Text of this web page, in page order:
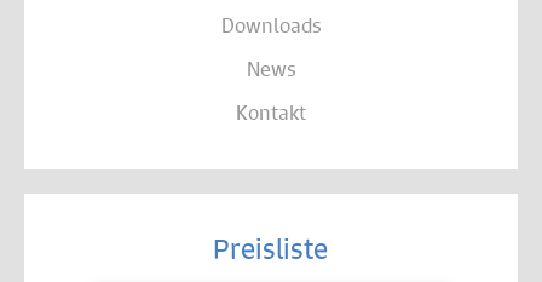
Downloads
News
Kontakt
Preisliste